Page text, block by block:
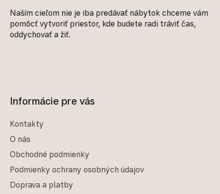
Naším cieľom nie je iba predávať nábytok chceme vám
pomôcť vytvoriť priestor, kde budete radi tráviť čas,
oddychovať a žiť.
Informácie pre vás
Kontakty
O nás
Obchodné podmienky
Podmienky ochrany osobných údajov
Doprava a platby